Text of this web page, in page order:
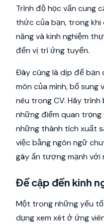
Trình độ học vấn cung
thức của bạn, trong khi
năng và kinh nghiệm
đến vị trí ứng tuyển.
Đây cũng là dịp để bạn
môn của mình, bổ
nêu trong CV. Hãy
những điểm quan trọng
những thành tích xuất
việc bằng ngôn ngữ
gây ấn tượng mạnh với
Đề cập đến kinh
Một trong những yếu
dụng xem xét ở ứng